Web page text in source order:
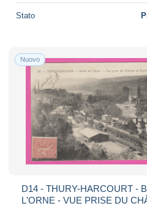
Stato
Nuovo
D14 - THURY-HARCOURT -
L'ORNE - VUE PRISE DU